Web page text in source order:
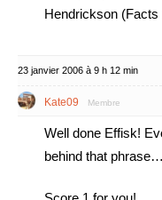
Hendrickson (Facts
23 janvier 2006 à 9 h 12 min
Kate09 Membre
Well done Effisk!
behind that